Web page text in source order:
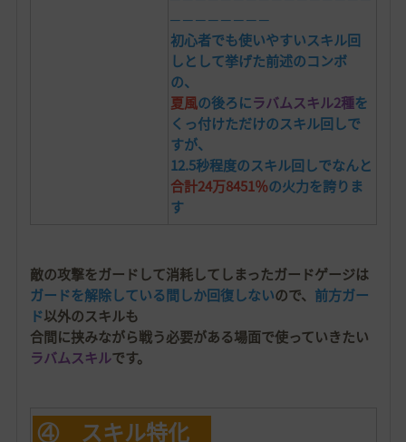
────────
初心者でも使いやすいスキル回
しとして挙げた前述のコンボ
の、
夏風の後ろにラバムスキル2種を
くっ付けただけのスキル回しで
すが、
12.5秒程度のスキル回しでなんと
合計24万8451％の火力を誇りま
す
敵の攻撃をガードして消耗してしまったガードゲージは
ガードを解除している間しか回復しないので、 前方ガー
ド以外のスキルも
合間に挟みながら戦う必要がある場面で使っていきたい
ラバムスキルです。
④ スキル特化